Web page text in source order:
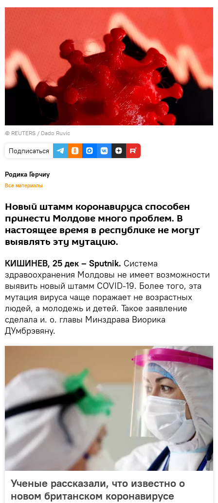
© REUTERS / Dado Ruvic
Подписаться
Родика Герчиу
Все материалы
Новый штамм коронавируса способен
принести Молдове много проблем. В
настоящее время в республике не могут
выявлять эту мутацию.
КИШИНЕВ, 25 дек – Sputnik. Система
здравоохранения Молдовы не имеет возможности
выявить новый штамм COVID-19. Более того, эта
мутация вируса чаще поражает не возрастных
людей, а молодежь и детей. Такое заявление
сделала и. о. главы Минздрава Виорика
ДУмбрэвяну.
Ученые рассказали, что известно о
новом британском коронавирусе